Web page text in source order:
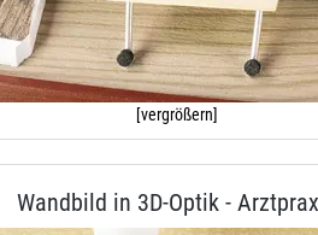
[vergrößern]
Wandbild in 3D-Optik -